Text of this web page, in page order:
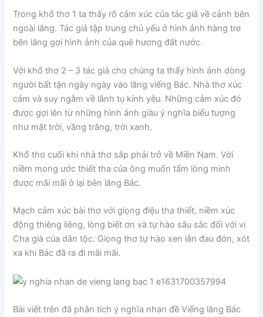
Trong khổ thơ 1 ta thấy rõ cảm xúc của tác giả về cảnh bên
ngoài lăng. Tác giả tập trung chủ yếu ở hình ảnh hàng tre
bên lăng gợi hình ảnh của quê hương đất nước.
Với khổ thơ 2 – 3 tác giả cho chúng ta thấy hình ảnh dòng
người bất tận ngày ngày vào lăng viếng Bác. Nhà thơ xúc
cảm và suy ngẫm về lãnh tụ kính yêu. Những cảm xúc đó
được gợi lên từ những hình ảnh giàu ý nghĩa biểu tượng
như mặt trời, vầng trăng, trời xanh.
Khổ thơ cuối khi nhà thơ sắp phải trở về Miền Nam. Với
niềm mong ước thiết tha của ông muốn tấm lòng mình
được mãi mãi ở lại bên lăng Bác.
Mạch cảm xúc bài thơ với giọng điệu tha thiết, niềm xúc
động thiêng liêng, lòng biết ơn và tự hào sâu sắc đối với vị
Cha già của dân tộc. Giọng thơ tự hào xen lẫn đau đớn, xót
xa khi Bác đã ra đi mãi mãi.
Bài viết trên đã phân tích ý nghĩa nhan đề Viếng lăng Bác